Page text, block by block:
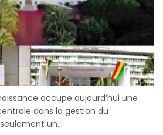
occupe aujourd’hui une
dans la gestion du
un...